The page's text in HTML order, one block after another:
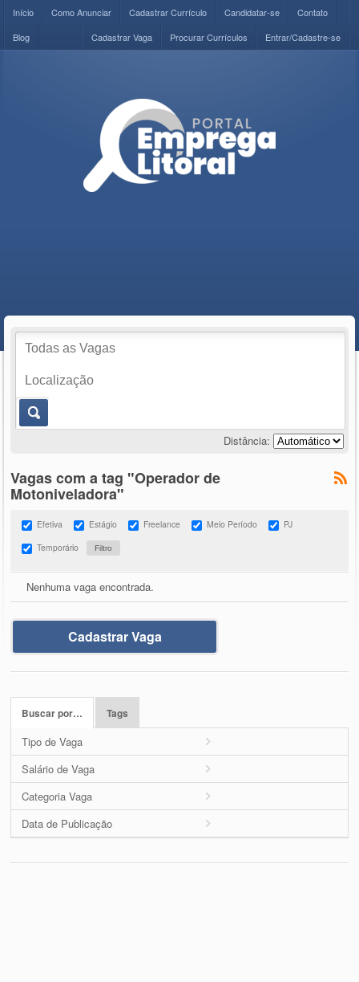
Início Como Anunciar Cadastrar Currículo Candidatar-se
Contato
Blog
Entrar/Cadastre-se
Procurar Currículos
Cadastrar Vaga
Distância:
Vagas com a tag "Operador de
Motoniveladora"
Efetiva Estágio Freelance Meio Período
PJ
Temporário
Nenhuma vaga encontrada.
Cadastrar Vaga
Buscar por… Tags
Tipo de Vaga
Salário de Vaga
Categoria Vaga
Data de Publicação